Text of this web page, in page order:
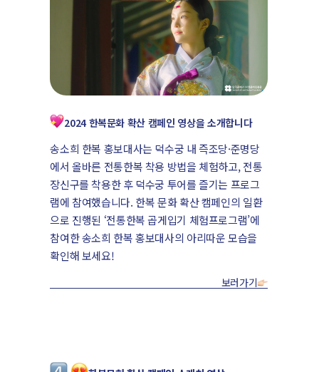
2024 한복문화 확산 캠페인 영상을 소개합니다
송소희 한복 홍보대사는 덕수궁 내 즉조당·준명당
에서 올바른 전통한복 착용 방법을 체험하고, 전통
장신구를 착용한 후 덕수궁 투어를 즐기는 프로그
램에 참여했습니다. 한복 문화 확산 캠페인의 일환
으로 진행된 ‘전통한복 곱게입기 체험프로그램’에
참여한 송소희 한복 홍보대사의 아리따운 모습을
확인해 보세요!
보러가기